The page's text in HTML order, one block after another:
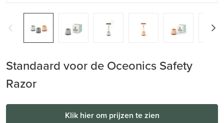
Standaard voor de Oceonics Safety
Razor
Klik hier om prijzen te zien